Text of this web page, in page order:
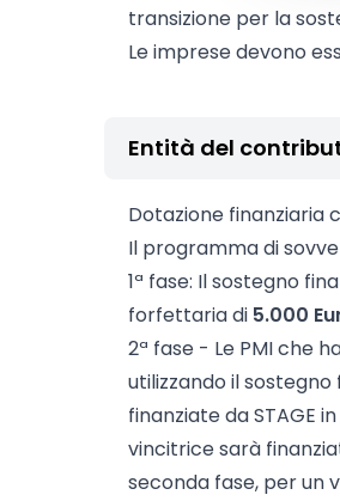
transizione per la
Le imprese devono
Entità del
Dotazione finanziaria
Il programma di
1ª fase: Il sostegno
forfettaria di 5.000
2ª fase - Le PMI che
utilizzando il
finanziate da STAGE
vincitrice sarà
seconda fase, per un